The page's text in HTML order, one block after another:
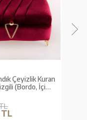
Çeyizlik Kuran
(Bordo, İçi